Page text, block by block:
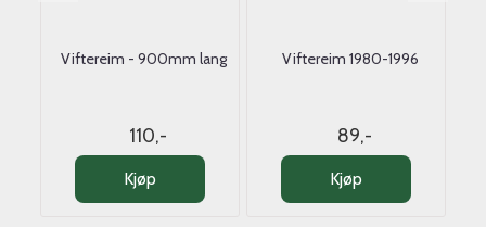
Viftereim - 900mm lang
110,-
Kjøp
Viftereim 1980-1996
89,-
Kjøp